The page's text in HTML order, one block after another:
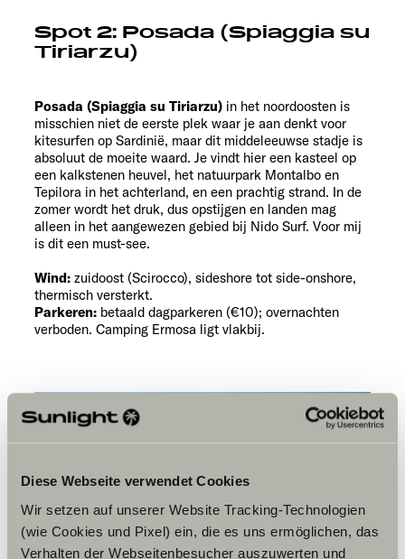
Diese Webseite verwendet Cookies
Wir setzen auf unserer Website Tracking-Technologien
(wie Cookies und Pixel) ein, die es uns ermöglichen, das
Verhalten der Webseitenbesucher auszuwerten und
Spot 2: Posada (Spiaggia su
Tiriarzu)
Posada (Spiaggia su Tiriarzu) in het noordoosten is
misschien niet de eerste plek waar je aan denkt voor
kitesurfen op Sardinië, maar dit middeleeuwse stadje is
absoluut de moeite waard. Je vindt hier een kasteel op
een kalkstenen heuvel, het natuurpark Montalbo en
Tepilora in het achterland, en een prachtig strand. In de
zomer wordt het druk, dus opstijgen en landen mag
alleen in het aangewezen gebied bij Nido Surf. Voor mij
is dit een must-see.
Wind: zuidoost (Scirocco), sideshore tot side-onshore,
thermisch versterkt.
Parkeren: betaald dagparkeren (€10); overnachten
verboden. Camping Ermosa ligt vlakbij.